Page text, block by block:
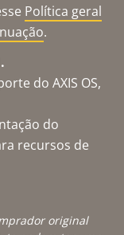
Política geral
.
do AXIS OS,
do
recursos de
original